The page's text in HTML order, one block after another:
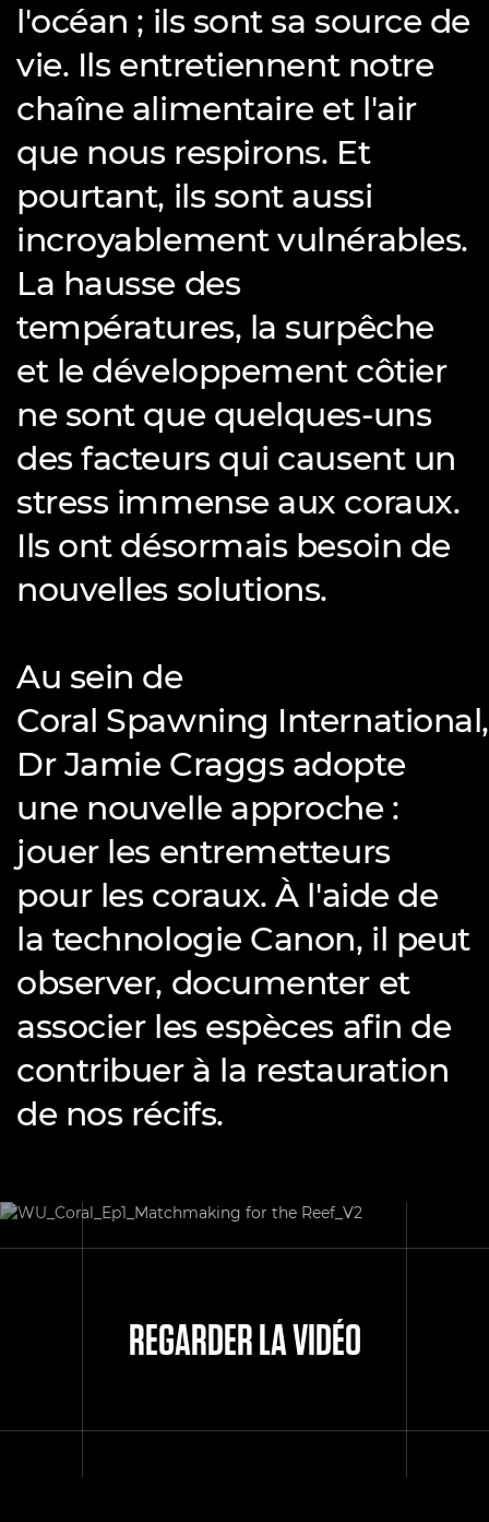
l'océan ; ils sont sa source de
vie. Ils entretiennent notre
chaîne alimentaire et l'air
que nous respirons. Et
pourtant, ils sont aussi
incroyablement vulnérables.
La hausse des
températures, la surpêche
et le développement côtier
ne sont que quelques-uns
des facteurs qui causent un
stress immense aux coraux.
Ils ont désormais besoin de
nouvelles solutions.
Au sein de
Coral Spawning International,
Dr Jamie Craggs adopte
une nouvelle approche :
jouer les entremetteurs
pour les coraux. À l'aide de
la technologie Canon, il peut
observer, documenter et
associer les espèces afin de
contribuer à la restauration
de nos récifs.
REGARDER LA VIDÉO